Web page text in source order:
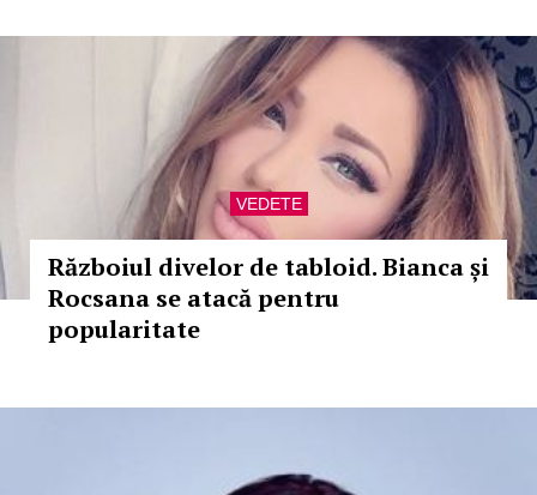
VEDETE
Războiul divelor de tabloid. Bianca și
Rocsana se atacă pentru
popularitate